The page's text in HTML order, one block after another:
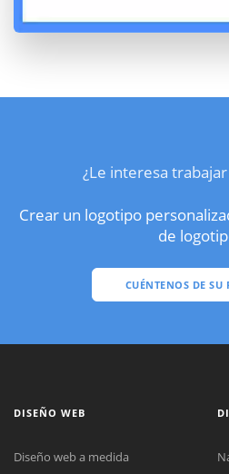
¿Le interesa
Crear un logotipo
de
CUÉNTENOS DE SU
DISEÑO WEB
Diseño web a medida